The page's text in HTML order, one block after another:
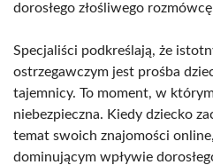
dorosłego złośliwego
Specjaliści podkreślają, że
ostrzegawczym jest prośba
tajemnicy. To moment, w
niebezpieczna. Kiedy dziecko
temat swoich znajomości
dominującym wpływie